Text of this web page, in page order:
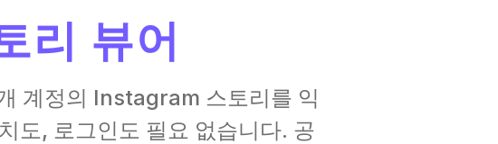
리 뷰어
계정의 Instagram 스토리를 익
도, 로그인도 필요 없습니다. 공